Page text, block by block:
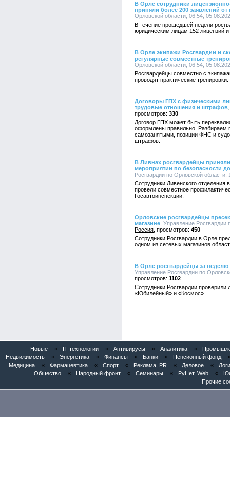
В Орле сотрудники
приняли более 200 заявлений от
Орловской области, 06:54,
В течение прошедшей недели
юридическим лицам 152 лицензий
В Орле экипажи Росгвардии и
регулярные совместные
Орловской области, 06:54,
Росгвардейцы совместно с
проводят практические тренировки.
Договоры ГПХ с физическими
трудовые отношения и штрафов
330
Договор ГПХ может быть
оформлены правильно. Разбираем
самозанятыми, позиции ФНС и
штрафов.
В Ливнах росгвардейцы
мероприятии по безопасности
Росгвардии по Орловской
Сотрудники Ливенского отделения
провели совместное
Госавтоинспекции.
Орловские росгвардейцы
магазине , Управление
Россия
450
Сотрудники Росгвардии в Орле
одном из сетевых магазинов
В Орле росгвардейцы за неделю
Управление Росгвардии по
1102
Сотрудники Росгвардии проверили
«Юбилейный» и «Космос».
Новые « IT технологии « Антивирусы « Аналитика «
Недвижимость
« Энергетика « Финансы « Банки « Пенсионный фонд
Медицина
« Фармацевтика « Спорт « Реклама, PR « Деловое «
Общество
« Народный фронт « Семинары « РуНет, Web «
Прочие